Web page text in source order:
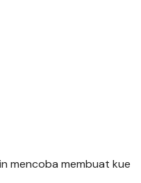
mencoba membuat kue